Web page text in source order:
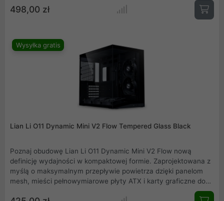
Dzięki zaawansowanej personalizacji RGB, seria SL Wireless
idealnie wpisuje się w potrzeby użytkowników poszukujących
FAN SL Wireless to wentylatory, które nie tylko dbają o
temperaturę, ale i podkreślają wyjątkowy design Twojego
498,00 zł
Wysyłka gratis
Lian Li O11 Dynamic Mini V2 Flow Tempered Glass Black
Poznaj obudowę Lian Li O11 Dynamic Mini V2 Flow nową
definicję wydajności w kompaktowej formie. Zaprojektowana z
myślą o maksymalnym przepływie powietrza dzięki panelom
mesh, mieści pełnowymiarowe płyty ATX i karty graficzne do
400 mm. Wysokiej jakości aluminium, panel z hartowanego